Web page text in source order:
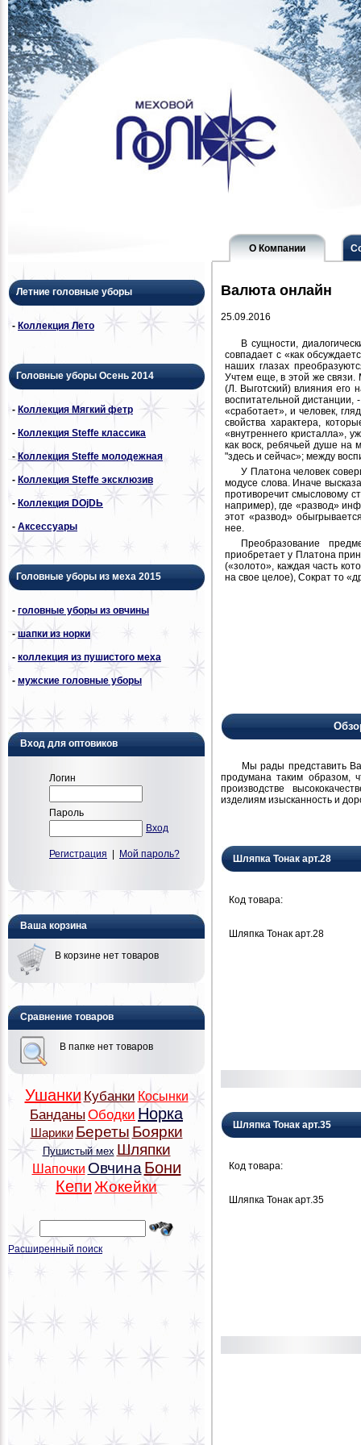
О Компании
Летние головные уборы
- Коллекция Лето
Головные уборы Осень 2014
- Коллекция Мягкий фетр
- Коллекция Steffe классика
-Коллекция Steffe молодежная
- Коллекция Steffe эксклюзив
- Коллекция DОjDЬ
- Аксессуары
Головные уборы из меха 2015
- головные уборы из овчины
-шапки из норки
- коллекция из пушистого меха
- мужские головные уборы
Вход для оптовиков
Логин
Пароль
Вход
Регистрация Мой пароль?
Ваша корзина
В корзине нет товаров
Сравнение товаров
В папке нет товаров
Ушанки Кубанки Косынки
Банданы Ободки Норка
Шарики Береты Боярки
Пушистый мех Шляпки
Шапочки Овчина Бони
Кепи Жокейки
Расширенный поиск
Валюта онлайн
25.09.2016
В сущности,
совпадает с «как
наших глазах
Учтем еще, в этой же связи.
(Л. Выготский) влияния его
воспитательной дистанции,
«сработает», и человек,
свойства характера,
«внутреннего кристалла»,
как воск, ребячьей душе на
"здесь и сейчас»; между
У Платона человек
модусе слова. Иначе
противоречит смысловому
например), где «развод»
этот «развод»
нее.
Преобразование
приобретает у Платона
(«золото», каждая часть
на свое целое), Сократ то
Мы рады представить Вам
продумана таким образом,
производстве
изделиям изысканность и
Шляпка Тонак арт.28
Код товара:
Шляпка Тонак арт.28
Шляпка Тонак арт.35
Код товара:
Шляпка Тонак арт.35